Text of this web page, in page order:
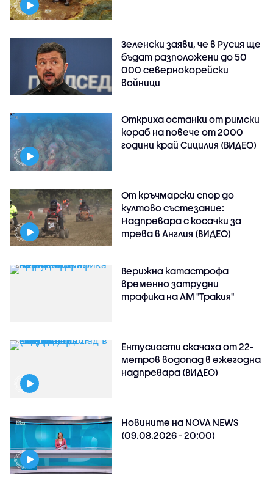
Зеленски заяви, че в Русия ще
бъдат разположени до 50
000 севернокорейски
войници
Откриха останки от римски
кораб на повече от 2000
години край Сицилия (ВИДЕО)
От кръчмарски спор до
култово състезание:
Надпревара с косачки за
трева в Англия (ВИДЕО)
Верижна катастрофа
временно затрудни
трафика на АМ "Тракия"
Ентусиасти скачаха от 22-
метров водопад в ежегодна
надпревара (ВИДЕО)
Новините на NOVA NEWS
(09.08.2026 - 20:00)